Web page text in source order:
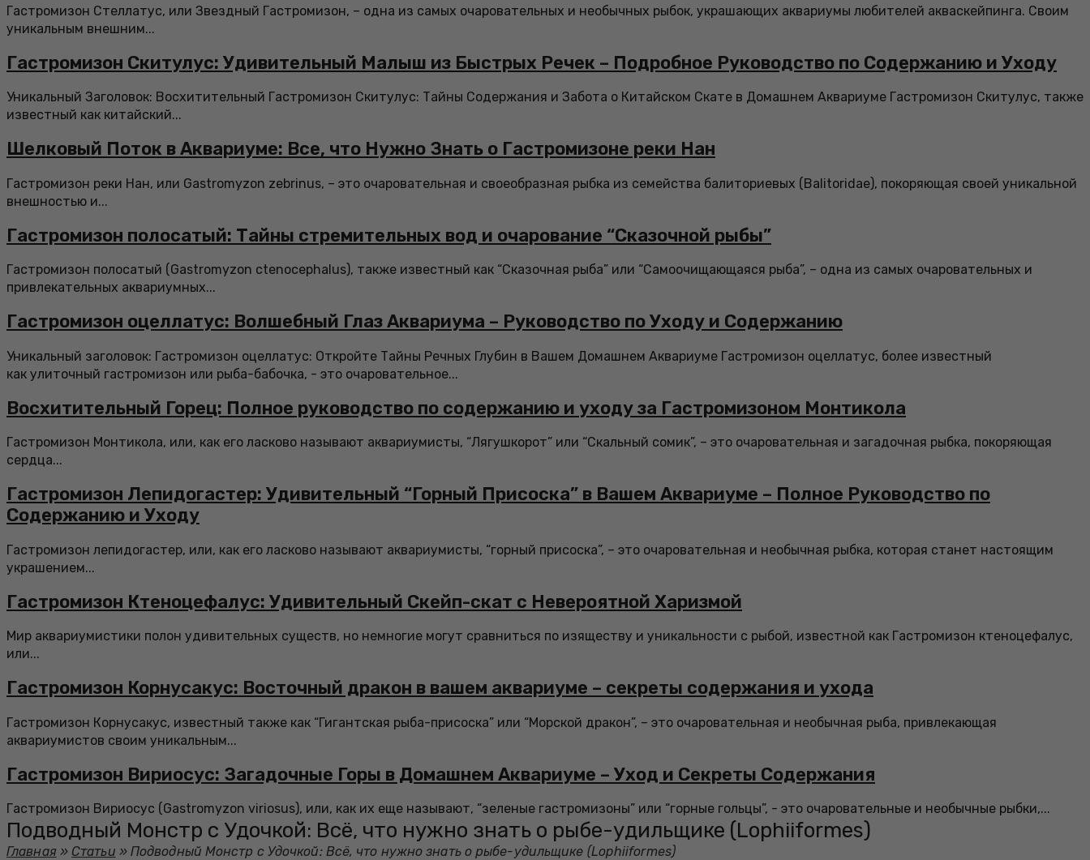
Гастромизон Стеллатус, или Звездный Гастромизон, – одна из самых очаровательных и необычных рыбок, украшающих аквариумы любителей акваскейпинга. Своим
уникальным внешним...
Гастромизон Скитулус: Удивительный Малыш из Быстрых Речек – Подробное Руководство по Содержанию и Уходу
Уникальный Заголовок: Восхитительный Гастромизон Скитулус: Тайны Содержания и Забота о Китайском Скате в Домашнем Аквариуме Гастромизон Скитулус, также
известный как китайский...
Шелковый Поток в Аквариуме: Все, что Нужно Знать о Гастромизоне реки Нан
Гастромизон реки Нан, или Gastromyzon zebrinus, – это очаровательная и своеобразная рыбка из семейства балиториевых (Balitoridae), покоряющая своей уникальной
внешностью и...
Гастромизон полосатый: Тайны стремительных вод и очарование “Сказочной рыбы”
Гастромизон полосатый (Gastromyzon ctenocephalus), также известный как “Сказочная рыба” или “Самоочищающаяся рыба”, – одна из самых очаровательных и
привлекательных аквариумных...
Гастромизон оцеллатус: Волшебный Глаз Аквариума – Руководство по Уходу и Содержанию
Уникальный заголовок: Гастромизон оцеллатус: Откройте Тайны Речных Глубин в Вашем Домашнем Аквариуме Гастромизон оцеллатус, более известный
как улиточный гастромизон или рыба-бабочка, - это очаровательное...
Восхитительный Горец: Полное руководство по содержанию и уходу за Гастромизоном Монтикола
Гастромизон Монтикола, или, как его ласково называют аквариумисты, “Лягушкорот” или “Скальный сомик”, – это очаровательная и загадочная рыбка, покоряющая
сердца...
Гастромизон Лепидогастер: Удивительный “Горный Присоска” в Вашем Аквариуме – Полное Руководство по
Содержанию и Уходу
Гастромизон лепидогастер, или, как его ласково называют аквариумисты, “горный присоска”, – это очаровательная и необычная рыбка, которая станет настоящим
украшением...
Гастромизон Ктеноцефалус: Удивительный Скейп-скат с Невероятной Харизмой
Мир аквариумистики полон удивительных существ, но немногие могут сравниться по изяществу и уникальности с рыбой, известной как Гастромизон ктеноцефалус,
или...
Гастромизон Корнусакус: Восточный дракон в вашем аквариуме – секреты содержания и ухода
Гастромизон Корнусакус, известный также как “Гигантская рыба-присоска” или “Морской дракон”, – это очаровательная и необычная рыба, привлекающая
аквариумистов своим уникальным...
Гастромизон Вириосус: Загадочные Горы в Домашнем Аквариуме – Уход и Секреты Содержания
Гастромизон Вириосус (Gastromyzon viriosus), или, как их еще называют, “зеленые гастромизоны” или “горные гольцы”, - это очаровательные и необычные рыбки,...
Подводный Монстр с Удочкой: Всё, что нужно знать о рыбе-удильщике (Lophiiformes)
Главная » Статьи » Подводный Монстр с Удочкой: Всё, что нужно знать о рыбе-удильщике (Lophiiformes)